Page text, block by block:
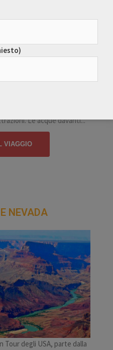
ai viaggiatori un’ampia
cosa si sia appassionati,
la gastronomia, il Golden
Le acque davanti...
VIAGGIO
NEVADA
Tour degli USA, parte dalla